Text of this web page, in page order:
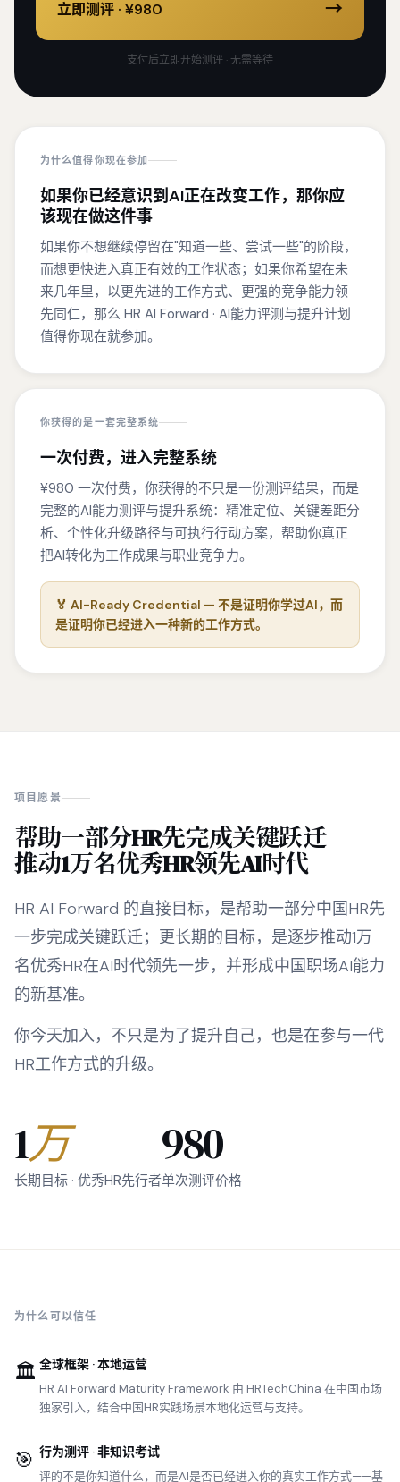
立即测评 · ¥980 →
支付后立即开始测评 · 无需等待
为什么值得你现在参加
如果你已经意识到AI正在改变工作，那你应
该现在做这件事
如果你不想继续停留在"知道一些、尝试一些"的阶段，
而想更快进入真正有效的工作状态；如果你希望在未
来几年里，以更先进的工作方式、更强的竞争能力领
先同仁，那么 HR AI Forward · AI能力评测与提升计划
值得你现在就参加。
你获得的是一套完整系统
一次付费，进入完整系统
¥980 一次付费，你获得的不只是一份测评结果，而是
完整的AI能力测评与提升系统：精准定位、关键差距分
析、个性化升级路径与可执行行动方案，帮助你真正
把AI转化为工作成果与职业竞争力。
🏅 AI-Ready Credential — 不是证明你学过AI，而
是证明你已经进入一种新的工作方式。
项目愿景
帮助一部分HR先完成关键跃迁
推动1万名优秀HR领先AI时代
HR AI Forward 的直接目标，是帮助一部分中国HR先
一步完成关键跃迁；更长期的目标，是逐步推动1万
名优秀HR在AI时代领先一步，并形成中国职场AI能力
的新基准。
你今天加入，不只是为了提升自己，也是在参与一代
HR工作方式的升级。
1万
长期目标 · 优秀HR先行者
980
单次测评价格
为什么可以信任
🏛️ 全球框架 · 本地运营
HR AI Forward Maturity Framework 由 HRTechChina 在中国市场
独家引入，结合中国HR实践场景本地化运营与支持。
🎯 行为测评 · 非知识考试
评的不是你知道什么，而是AI是否已经进入你的真实工作方式——基